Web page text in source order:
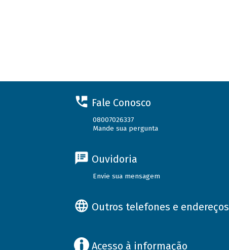
Fale Conosco
08007026337
Mande sua pergunta
Ouvidoria
Envie sua mensagem
Outros telefones e endereços
Acesso à informação